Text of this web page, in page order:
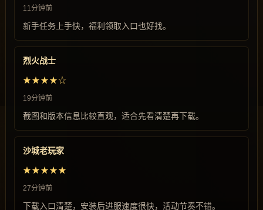
11分钟前
新手任务上手快，福利领取入口也好找。
烈火战士
★★★★☆
19分钟前
截图和版本信息比较直观，适合先看清楚再下载。
沙城老玩家
★★★★★
27分钟前
下载入口清楚，安装后进服速度很快，活动节奏不错。